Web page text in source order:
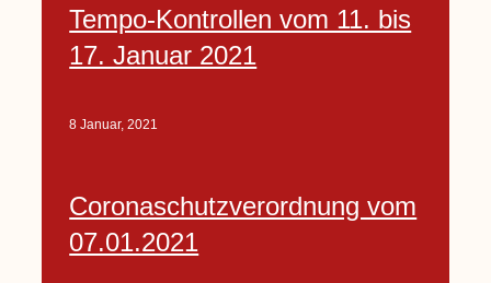
Tempo-Kontrollen vom 11. bis
17. Januar 2021
8 Januar, 2021
Coronaschutzverordnung vom
07.01.2021